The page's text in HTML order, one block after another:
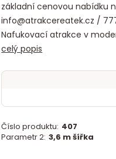
základní cenovou nabídku
info@atrakcereatek.cz /
Nafukovací atrakce v
celý popis
Číslo produktu: 407
Parametr 2: 3,6 m šířka